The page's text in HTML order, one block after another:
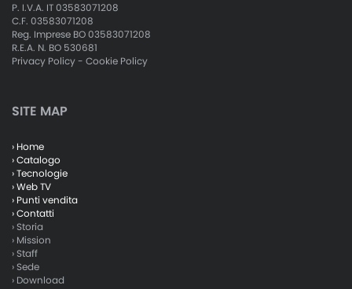
P. I.V.A. IT 03583071208
C.F. 03583071208
Reg. Imprese BO 03583071208
R.E.A. N. BO 530681
Privacy Policy- Cookie Policy
SITE MAP
› Home
› Catalogo
› Tecnologie
› Web TV
› Punti vendita
› Contatti
› Storia
› Mission
› Staff
› Sede
› Download